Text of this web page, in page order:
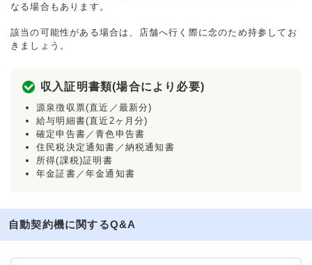
なる場合もあります。
該当の可能性がある場合は、店舗へ行く際に念のため持参してお
きましょう。
収入証明書類(場合により必要)
源泉徴収票(直近／最新分)
給与明細書(直近2ヶ月分)
確定申告書／青色申告書
住民税決定通知書／納税通知書
所得(課税)証明書
年金証書／年金通知書
自動契約機に関するQ&A